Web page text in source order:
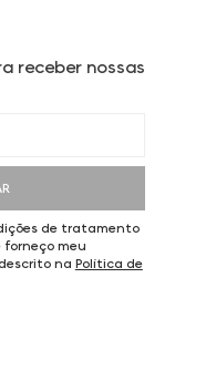
receber nossas
de tratamento
forneço meu
na Política de